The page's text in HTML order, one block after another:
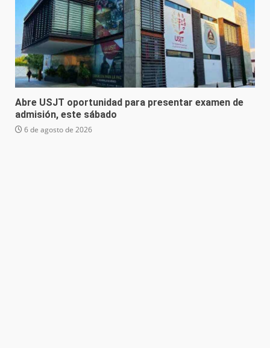
Abre USJT oportunidad para presentar examen de
admisión, este sábado
6 de agosto de 2026